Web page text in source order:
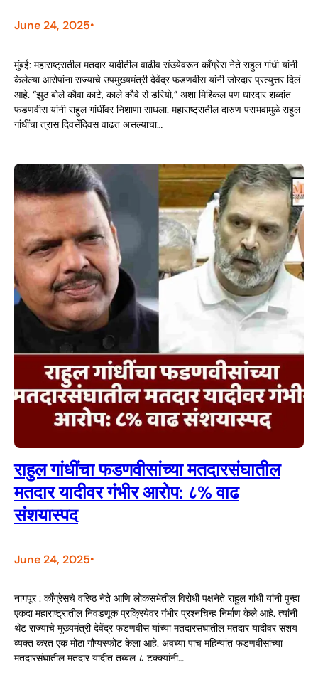
June 24, 2025•
मुंबई: महाराष्ट्रातील मतदार यादीतील वाढीव संख्येवरून काँग्रेस नेते राहुल गांधी यांनी
केलेल्या आरोपांना राज्याचे उपमुख्यमंत्री देवेंद्र फडणवीस यांनी जोरदार प्रत्युत्तर दिलं
आहे. “झुठ बोले कौवा काटे, काले कौवे से डरियो,” अशा मिश्किल पण धारदार शब्दांत
फडणवीस यांनी राहुल गांधींवर निशाणा साधला. महाराष्ट्रातील दारुण पराभवामुळे राहुल
गांधींचा त्रास दिवसेंदिवस वाढत असल्याचा…
राहुल गांधींचा फडणवीसांच्या मतदारसंघातील
मतदार यादीवर गंभीर आरोप: ८% वाढ
संशयास्पद
June 24, 2025•
नागपूर : काँग्रेसचे वरिष्ठ नेते आणि लोकसभेतील विरोधी पक्षनेते राहुल गांधी यांनी पुन्हा
एकदा महाराष्ट्रातील निवडणूक प्रक्रियेवर गंभीर प्रश्नचिन्ह निर्माण केले आहे. त्यांनी
थेट राज्याचे मुख्यमंत्री देवेंद्र फडणवीस यांच्या मतदारसंघातील मतदार यादीवर संशय
व्यक्त करत एक मोठा गौप्यस्फोट केला आहे. अवघ्या पाच महिन्यांत फडणवीसांच्या
मतदारसंघातील मतदार यादीत तब्बल ८ टक्क्यांनी…